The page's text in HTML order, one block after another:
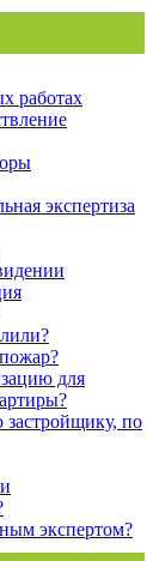
работах
экспертиза
для
застройщику, по
экспертом?